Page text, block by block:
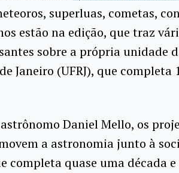
superluas, cometas,
estão na edição, que traz
sobre a própria unidade
Janeiro (UFRJ), que completa
Daniel Mello, os
a astronomia junto à
completa quase uma década e